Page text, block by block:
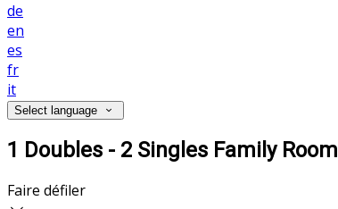
de
en
es
fr
it
Select language
1 Doubles - 2 Singles Family Room
Faire défiler